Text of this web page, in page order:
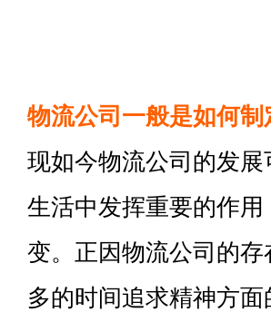
物流公司一般是如何
现如今物流公司的发
生活中发挥重要的作
变。正因物流公司的
多的时间追求精神方